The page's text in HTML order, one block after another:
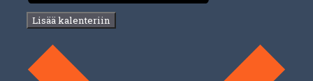
Lisää kalenteriin